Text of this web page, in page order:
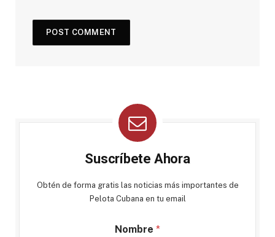
Suscríbete Ahora
Obtén de forma gratis las noticias más importantes de
Pelota Cubana en tu email
Nombre *